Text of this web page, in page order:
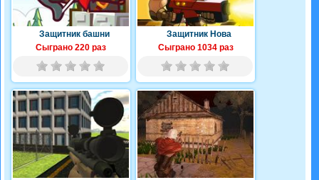
Защитник башни
Сыграно 220 раз
Защитник Нова
Сыграно 1034 раз